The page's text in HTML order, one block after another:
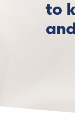
to